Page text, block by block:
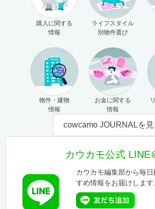
購入に関する
情報
ライフスタイル
別物件選び
物件・建物
情報
お金に関する
情報
cowcamo JOURNALを見
カウカモ公式 LINE
カウカモ編集部から毎
すめ情報をお届けします